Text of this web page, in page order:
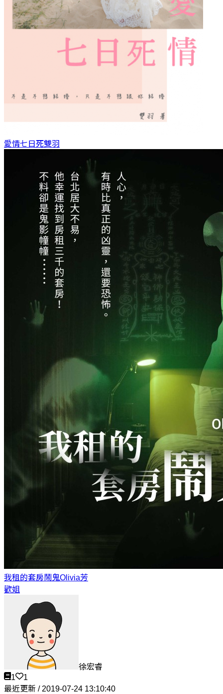
愛情七日死雙羽
我租的套房鬧鬼Olivia芳
歡姐
徐宏睿
1
1
最近更新 / 2019-07-24 13:10:40